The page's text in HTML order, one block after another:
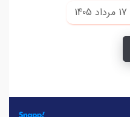
17 مرداد 1405